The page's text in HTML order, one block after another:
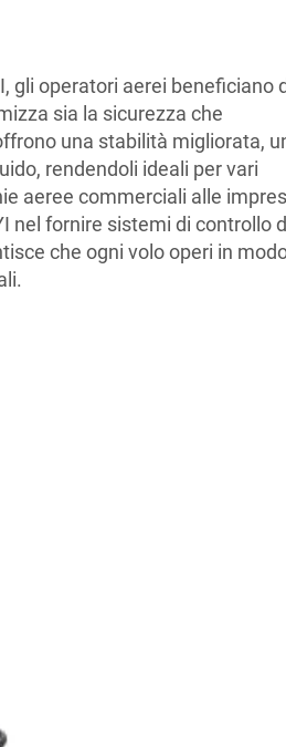
gli operatori aerei beneficiano
sia la sicurezza che
una stabilità migliorata,
rendendoli ideali per vari
aeree commerciali alle
nel fornire sistemi di controllo
che ogni volo operi in